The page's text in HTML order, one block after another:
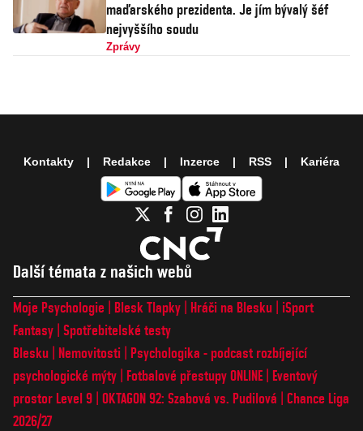
maďarského prezidenta. Je jím bývalý šéf
nejvyššího soudu
Zprávy
Další témata z našich webů
Moje Psychologie Blesk Tlapky Hráči na Blesku
iSport
Fantasy Spotřebitelské testy
Blesku
Nemovitosti
Psychologika - podcast rozbíjející
psychologické mýty
Fotbalové přestupy ONLINE
Eventový
prostor Level 9 OKTAGON 92: Szabová vs. Pudilová
Chance Liga
2026/27
Kontakty Redakce Inzerce RSS Kariéra